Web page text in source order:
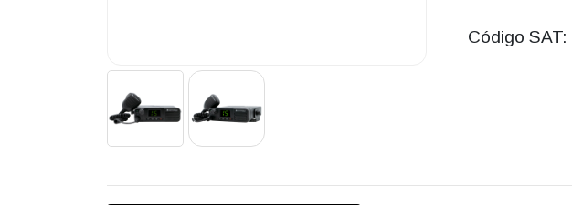
Código SAT: